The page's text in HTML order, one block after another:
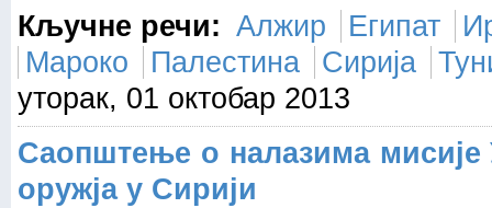
Кључне речи: Алжир Египат
Мароко
Палестина Сирија
уторак, 01 октобар 2013
Саопштење о налазима мисије
оружја у Сирији